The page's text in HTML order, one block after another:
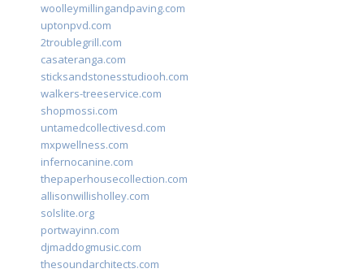
woolleymillingandpaving.com
uptonpvd.com
2troublegrill.com
casateranga.com
sticksandstonesstudiooh.com
walkers-treeservice.com
shopmossi.com
untamedcollectivesd.com
mxpwellness.com
infernocanine.com
thepaperhousecollection.com
allisonwillisholley.com
solslite.org
portwayinn.com
djmaddogmusic.com
thesoundarchitects.com